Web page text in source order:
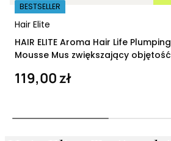
Hair Elite
BESTSELLER
HAIR ELITE Aroma Hair Life Plumping
Mousse Mus zwiększający objętość
119,00 zł